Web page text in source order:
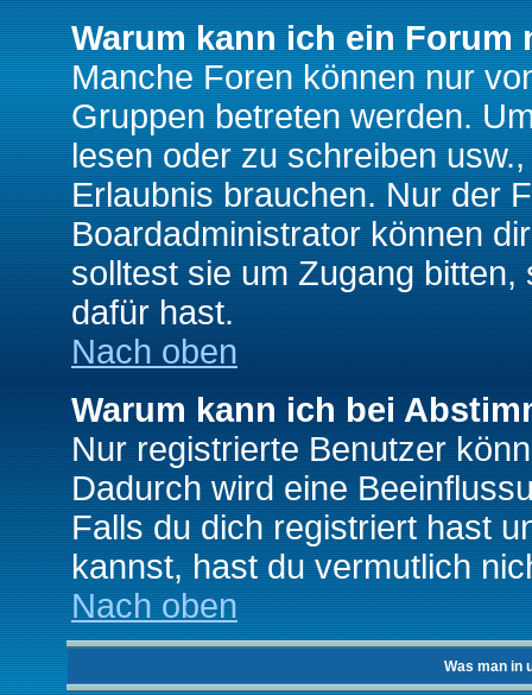
Warum kann ich ein Forum
Manche Foren können nur
Gruppen betreten werden.
lesen oder zu schreiben
Erlaubnis brauchen. Nur der
Boardadministrator können
solltest sie um Zugang
dafür hast.
Nach oben
Warum kann ich bei
Nur registrierte Benutzer
Dadurch wird eine
Falls du dich registriert hast
kannst, hast du vermutlich
Nach oben
Was man in